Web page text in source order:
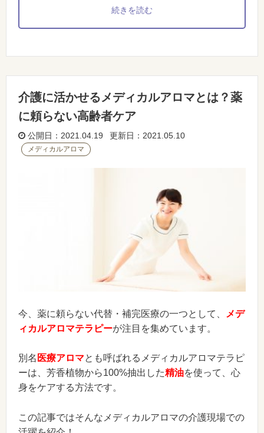
続きを読む
介護に活かせるメディカルアロマとは？薬
に頼らない高齢者ケア
公開日：2021.04.19 更新日：2021.05.10
メディカルアロマ
今、薬に頼らない代替・補完医療の一つとして、
メデ
ィカルアロマテラピーが注目を集めています。
別名 医療アロマとも呼ばれるメディカルアロマテラピ
ーは、芳香植物から100%抽出した精油を使って、心
身をケアする方法です。
この記事ではそんなメディカルアロマの介護現場での